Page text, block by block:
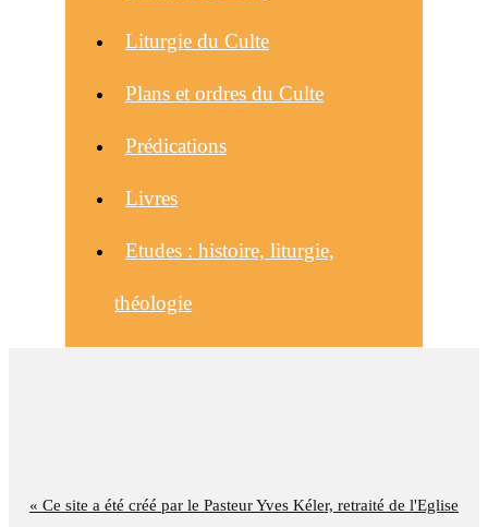
« Ce site a été créé par le Pasteur Yves Kéler, retraité de l'Eglise
Liturgie du Culte
Plans et ordres du Culte
Prédications
Livres
Etudes : histoire, liturgie,
théologie